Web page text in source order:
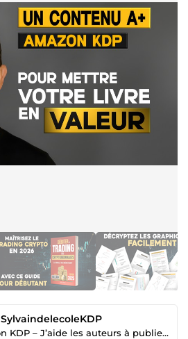
SylvaindelecoleKDP
Coach Amazon KDP – J’aide les auteurs à publier, optimiser et vendre leurs livres